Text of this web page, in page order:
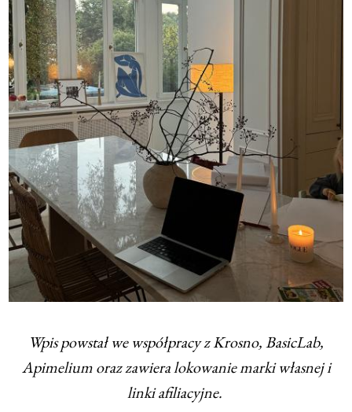
Wpis powstał we współpracy z Krosno, BasicLab,
Apimelium oraz zawiera lokowanie marki własnej i
linki afiliacyjne.